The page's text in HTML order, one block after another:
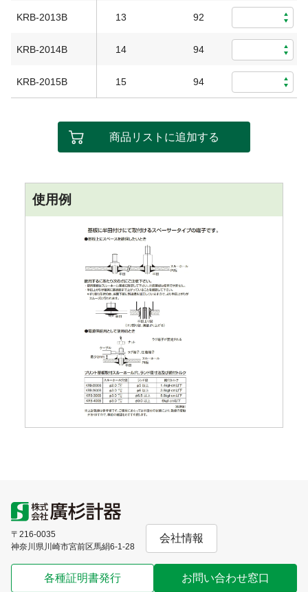
KRB-2013B 13 92
KRB-2014B 14 94
KRB-2015B 15 94
商品リストに追加する
使用例
〒216-0035
神奈川県川崎市宮前区馬絹6-1-28
会社情報
各種証明書発行 お問い合わせ窓口